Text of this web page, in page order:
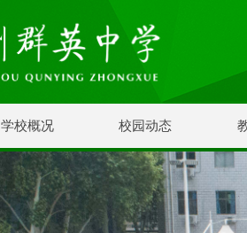
学校概况 校园动态